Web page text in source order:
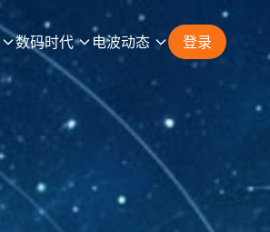
数码时代 电波动态 登录